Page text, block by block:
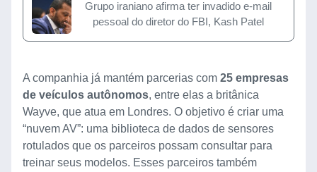
Grupo iraniano afirma ter invadido e-mail
pessoal do diretor do FBI, Kash Patel
A companhia já mantém parcerias com 25 empresas
de veículos autônomos, entre elas a britânica
Wayve, que atua em Londres. O objetivo é criar uma
“nuvem AV”: uma biblioteca de dados de sensores
rotulados que os parceiros possam consultar para
treinar seus modelos. Esses parceiros também